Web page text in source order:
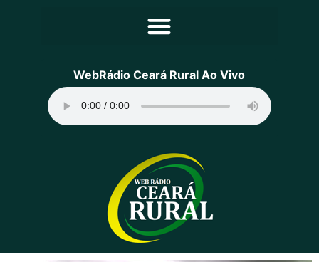
Principal
Programação
Equipe
Contato
Sobre
WebRádio Ceará Rural Ao Vivo